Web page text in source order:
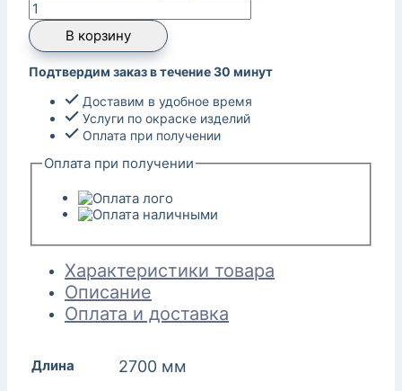
В корзину
Подтвердим заказ в течение 30 минут
Доставим в удобное время
Услуги по окраске изделий
Оплата при получении
Оплата при получении
Характеристики товара
Описание
Оплата и доставка
Длина 2700 мм